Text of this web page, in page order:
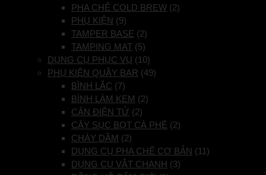
PHA CHẾ COLD BREW (2)
PHỤ KIỆN (9)
TAMPER BASE (2)
TAMPING MAT (5)
DỤNG CỤ PHỤC VỤ (10)
PHỤ KIỆN QUẦY BAR (49)
BÌNH LẮC (7)
BÌNH LÀM KEM (2)
CÂN ĐIỆN TỬ (2)
CÂY SỤC BỌT CÀ PHÊ (2)
CHÀY DẦM (2)
DỤNG CỤ PHA CHẾ CƠ BẢN (11)
DỤNG CỤ VẮT CHANH (3)